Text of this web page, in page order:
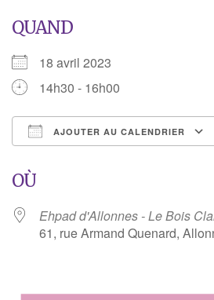
QUAND
18 avril 2023
14h30 - 16h00
AJOUTER AU CALENDRIER
OÙ
Ehpad d'Allonnes - Le Bois
61, rue Armand Quenard,